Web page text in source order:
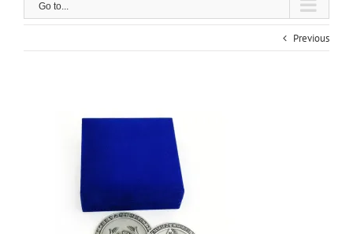
Go to...
Previous